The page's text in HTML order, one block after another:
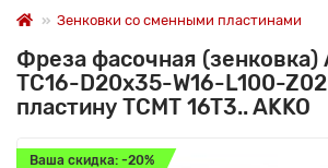
Зенковки со сменными пластинами
Фреза фасочная (зенковка)
TC16-D20x35-W16-L100-
пластину TCMT 16T3.. AKKO
Ваша скидка: -20%